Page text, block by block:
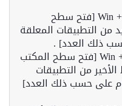
(Win + SHIFT + (NUMBER 1-9 [فتح سطح
من التطبيقات المعلقة
ذلك العدد] .
(Win + CTRL + (NUMBER 1-9 [فتح سطح المكتب
من التطبيقات
على حسب ذلك العدد]